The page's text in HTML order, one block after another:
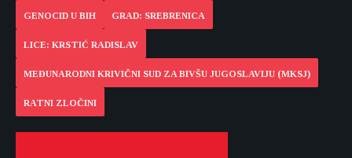
GENOCID U BIH GRAD: SREBRENICA
LICE: KRSTIĆ RADISLAV
MEĐUNARODNI KRIVIČNI SUD ZA BIVŠU JUGOSLAVIJU (MKSJ)
RATNI ZLOČINI